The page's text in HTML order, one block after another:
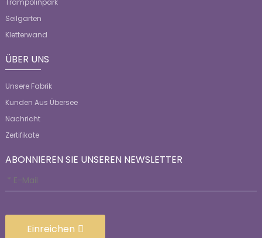
Trampolinpark
Seilgarten
Kletterwand
ÜBER UNS
Unsere Fabrik
Kunden Aus Übersee
Nachricht
Zertifikate
ABONNIEREN SIE UNSEREN NEWSLETTER
Einreichen